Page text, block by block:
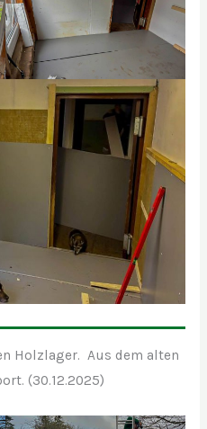
Holzlager. Aus dem alten
(30.12.2025)